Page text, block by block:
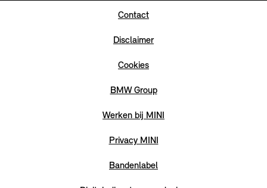
Contact
Disclaimer
Cookies
BMW Group
Werken bij MINI
Privacy MINI
Bandenlabel